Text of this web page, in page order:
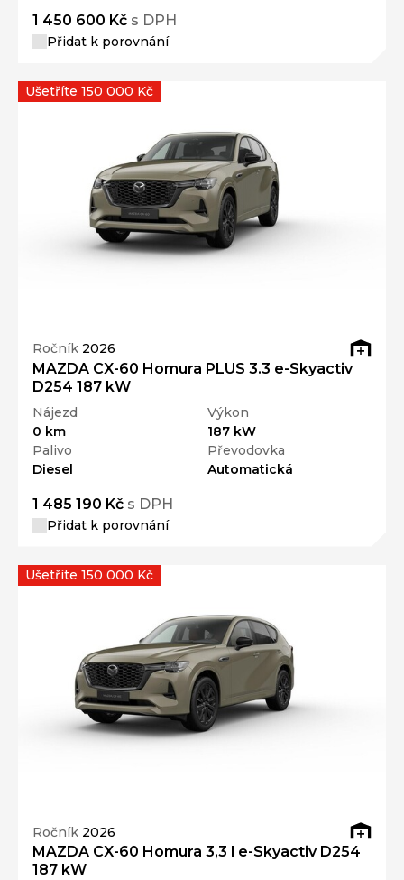
1 450 600 Kč s DPH
Přidat k porovnání
Ročník 2026
MAZDA CX-60 Homura PLUS 3.3 e-Skyactiv
D254 187 kW
Nájezd
0 km
Výkon
187 kW
Palivo
Diesel
Převodovka
Automatická
1 485 190 Kč s DPH
Přidat k porovnání
Ušetříte 150 000 Kč
Ročník 2026
MAZDA CX-60 Homura 3,3 l e-Skyactiv D254
187 kW
Ušetříte 150 000 Kč